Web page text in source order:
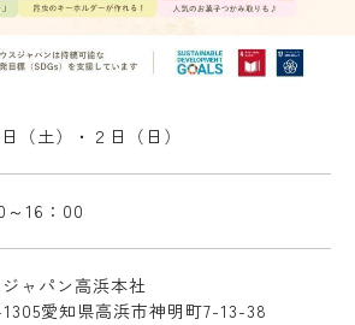
（土）・２日（日）
～16：00
ャパン高浜本社
愛知県高浜市神明町7-13-38